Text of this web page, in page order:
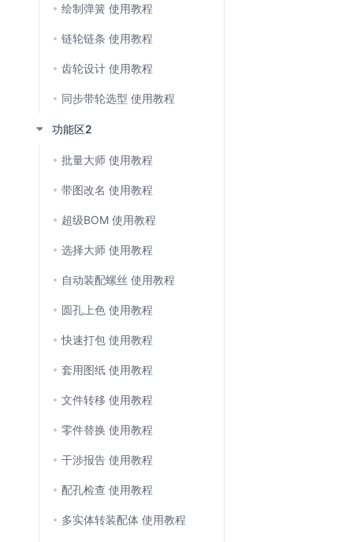
绘制弹簧 使用教程
链轮链条 使用教程
齿轮设计 使用教程
同步带轮选型 使用教程
功能区2
批量大师 使用教程
带图改名 使用教程
超级BOM 使用教程
选择大师 使用教程
自动装配螺丝 使用教程
圆孔上色 使用教程
快速打包 使用教程
套用图纸 使用教程
文件转移 使用教程
零件替换 使用教程
干涉报告 使用教程
配孔检查 使用教程
多实体转装配体 使用教程